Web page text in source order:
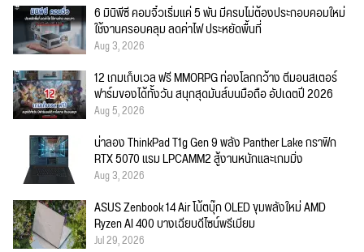
6 มินิพีซี คอมจิ๋วเริ่มแค่ 5 พัน มีครบไม่ต้องประกอบคอมใหม่
ใช้งานครอบคลุม ลดค่าไฟ ประหยัดพื้นที่
Aug 3, 2026
12 เกมเก็บเวล ฟรี MMORPG ท่องโลกกว้าง ตีมอนสเตอร์
ฟาร์มของได้ทั้งวัน สนุกสุดมันส์บนมือถือ อัปเดตปี 2026
Aug 5, 2026
น่าลอง ThinkPad T1g Gen 9 พลัง Panther Lake กราฟิก
RTX 5070 แรม LPCAMM2 สู้งานหนักและเกมมิ่ง
Aug 3, 2026
ASUS Zenbook 14 Air โน้ตบุ๊ก OLED ขุมพลังใหม่ AMD
Ryzen AI 400 บางเฉียบดีไซน์พรีเมียม
Jul 29, 2026